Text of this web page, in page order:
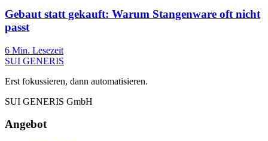
Gebaut statt gekauft: Warum Stangenware oft nicht
passt
6 Min. Lesezeit
SUI GENERIS
Erst fokussieren, dann automatisieren.
SUI GENERIS GmbH
Angebot